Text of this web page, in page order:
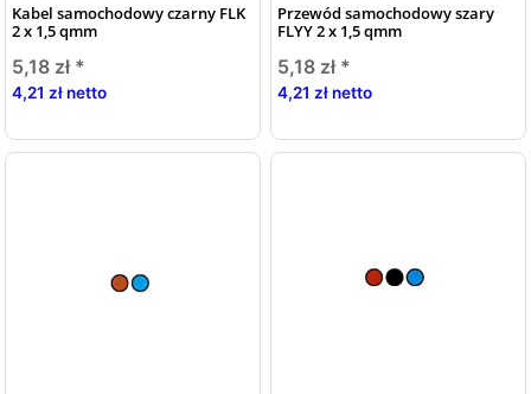
Kabel samochodowy czarny FLK
2 x 1,5 qmm
5,18 zł *
4,21 zł netto
Przewód samochodowy szary
FLYY 2 x 1,5 qmm
5,18 zł *
4,21 zł netto